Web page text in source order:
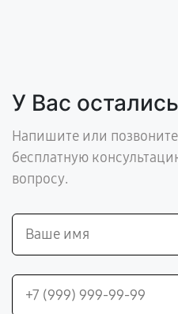
У Вас
Напишите или
бесплатную
вопросу.